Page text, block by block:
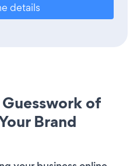
details
of
Brand